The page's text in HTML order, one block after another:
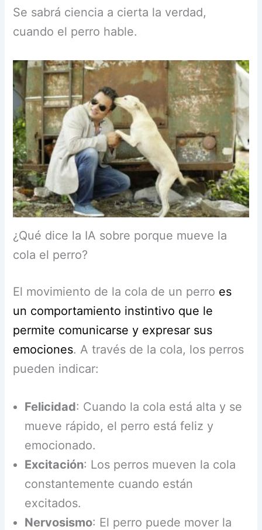
Se sabrá ciencia a cierta la verdad,
cuando el perro hable.
¿Qué dice la IA sobre porque mueve la
cola el perro?
El movimiento de la cola de un perro es
un comportamiento instintivo que le
permite comunicarse y expresar sus
emociones. A través de la cola, los perros
pueden indicar:
Felicidad: Cuando la cola está alta y se
mueve rápido, el perro está feliz y
emocionado.
Excitación: Los perros mueven la cola
constantemente cuando están
excitados.
Nervosismo: El perro puede mover la